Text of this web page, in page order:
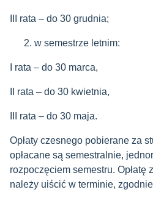
III rata – do 30 grudnia;
w semestrze letnim:
I rata – do 30 marca,
II rata – do 30 kwietnia,
III rata – do 30 maja.
Opłaty czesnego pobierane za
opłacane są semestralnie,
rozpoczęciem semestru. Opłatę
należy uiścić w terminie,